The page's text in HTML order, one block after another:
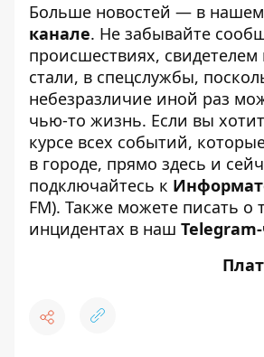
Больше новостей — в нашем
канале. Не забывайте
происшествиях,
стали, в спецслужбы,
небезразличие иной раз
чью-то жизнь. Если вы
курсе всех событий,
в городе, прямо здесь и
подключайтесь к
FM). Также можете писать о
инцидентах в наш